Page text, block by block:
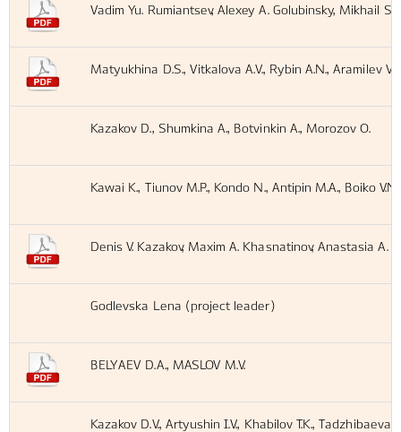
Vadim Yu. Rumiantsev, Alexey A. Golubinsky, Mikhail
Matyukhina D.S., Vitkalova A.V., Rybin A.N., Aramilev
Kazakov D., Shumkina A., Botvinkin A., Morozov O.
Kawai K., Tiunov M.P., Kondo N., Antipin M.A., Boiko
Denis V. Kazakov, Maxim A. Khasnatinov, Anastasia A.
Godlevska Lena (project leader)
BELYAEV D.A., MASLOV M.V.
Kazakov D.V., Artyushin I.V., Khabilov T.K., Tadzhibaeva